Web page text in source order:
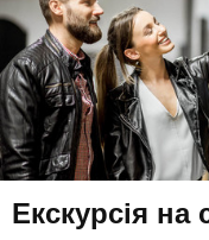
Екскурсія